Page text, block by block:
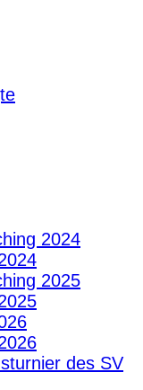
2024
2025
des SV